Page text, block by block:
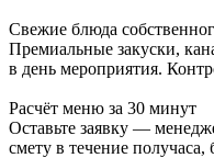
Свежие блюда
Премиальные закуски,
в день мероприятия.
Расчёт меню за 30 минут
Оставьте заявку —
смету в течение получаса,